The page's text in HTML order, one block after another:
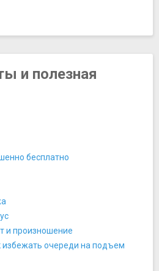
и полезная
бесплатно
и произношение
очереди на подъем